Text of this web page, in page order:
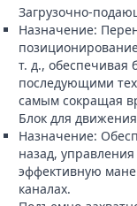
Загрузочно-
Назначение:
т. д., обеспечивая
последующими
самым сокращая
Блок для
Назначение:
назад,
эффективную
каналах.